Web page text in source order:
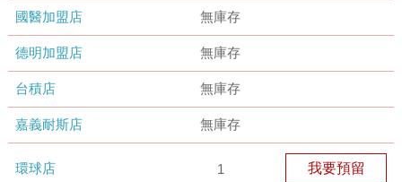
國醫加盟店 無庫存
德明加盟店 無庫存
台積店 無庫存
嘉義耐斯店 無庫存
環球店 1 我要預留